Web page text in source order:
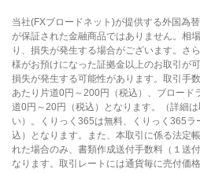
当社(FXブロードネット)が提供する外国為
が保証された金融商品ではありません。相
り、損失が発生する場合がございます。さ
様がお預けになった証拠金以上のお取引が
損失が発生する可能性があります。取引手
あたり片道0円～200円（税込）、ブロード
道0円～20円（税込）となります。（詳細
い）。くりっく365は無料、くりっく365
込）となります。また、本取引に係る法定
れた場合のみ、書類作成送付手数料（１送
なります。取引レートには通貨毎に売付価